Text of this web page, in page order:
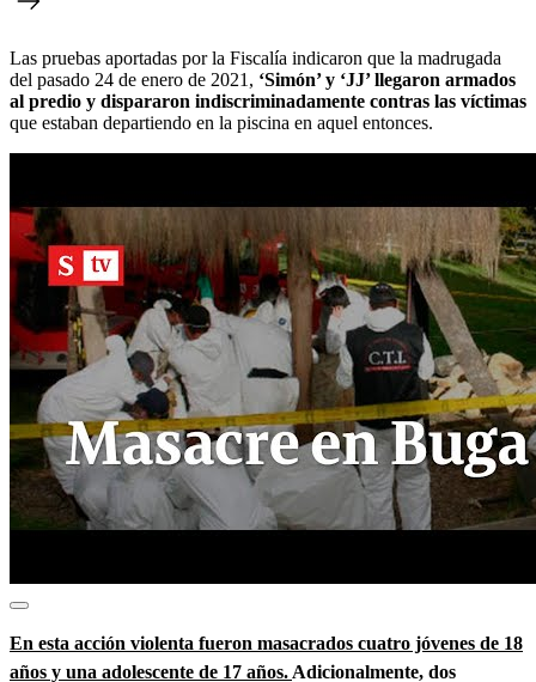
Las pruebas aportadas por la Fiscalía indicaron que la madrugada
del pasado 24 de enero de 2021, ‘Simón’ y ‘JJ’ llegaron armados
al predio y dispararon indiscriminadamente contras las víctimas
que estaban departiendo en la piscina en aquel entonces.
En esta acción violenta fueron masacrados cuatro jóvenes de 18
años y una adolescente de 17 años. Adicionalmente, dos